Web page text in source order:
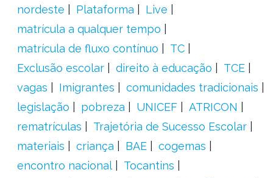
nordeste
Plataforma
Live
matrícula a qualquer tempo
matrícula de fluxo contínuo
TC
Exclusão escolar
direito à educação
TCE
vagas
Imigrantes
comunidades tradicionais
legislação
pobreza UNICEF
ATRICON
rematrículas
Trajetória de Sucesso Escolar
materiais
criança BAE
cogemas
encontro nacional
Tocantins